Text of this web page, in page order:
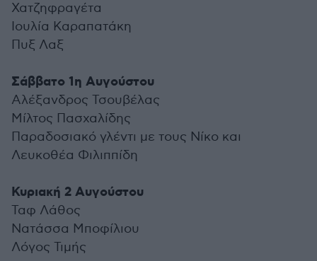
Χατζηφραγέτα
Ιουλία Καραπατάκη
Πυξ Λαξ
Σάββατο 1η Αυγούστου
Αλέξανδρος Τσουβέλας
Μίλτος Πασχαλίδης
Παραδοσιακό γλέντι με τους Νίκο και
Λευκοθέα Φιλιππίδη
Κυριακή 2 Αυγούστου
Ταφ Λάθος
Νατάσσα Μποφίλιου
Λόγος Τιμής